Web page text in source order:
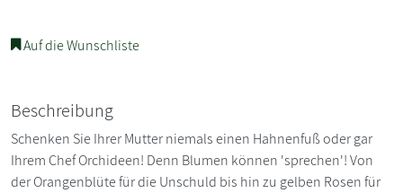
Auf die Wunschliste
Beschreibung
Schenken Sie Ihrer Mutter niemals einen Hahnenfuß oder gar
Ihrem Chef Orchideen! Denn Blumen können 'sprechen'! Von
der Orangenblüte für die Unschuld bis hin zu gelben Rosen für